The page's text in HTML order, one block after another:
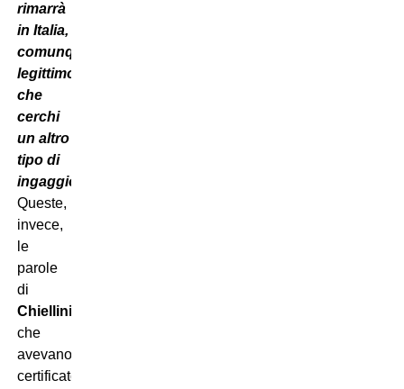
rimarrà
in Italia,
comunque
legittimo
che
cerchi
un altro
tipo di
ingaggio”
Queste,
invece,
le
parole
di
Chiellini
che
avevano
certificato